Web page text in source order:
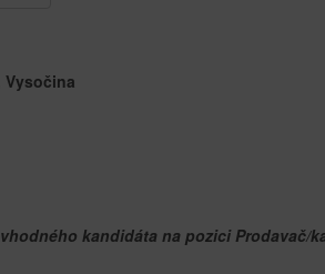
Vysočina
kandidáta na pozici Prodavač/